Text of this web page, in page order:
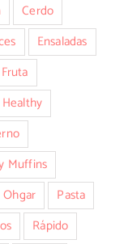
Cerdo
Ensaladas
Fruta
Healthy
Muffins
Ohgar
Pasta
Rápido